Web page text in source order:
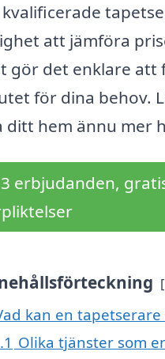
att jämföra
gör det enklare att
för dina behov.
ditt hem ännu mer
3 erbjudanden,
kan en
Olika tjänster som